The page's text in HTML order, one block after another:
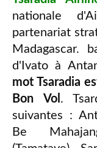
nationale
partenariat
Madagascar.
d'Ivato à
mot Tsaradia
Bon Vol .
suivantes :
Be